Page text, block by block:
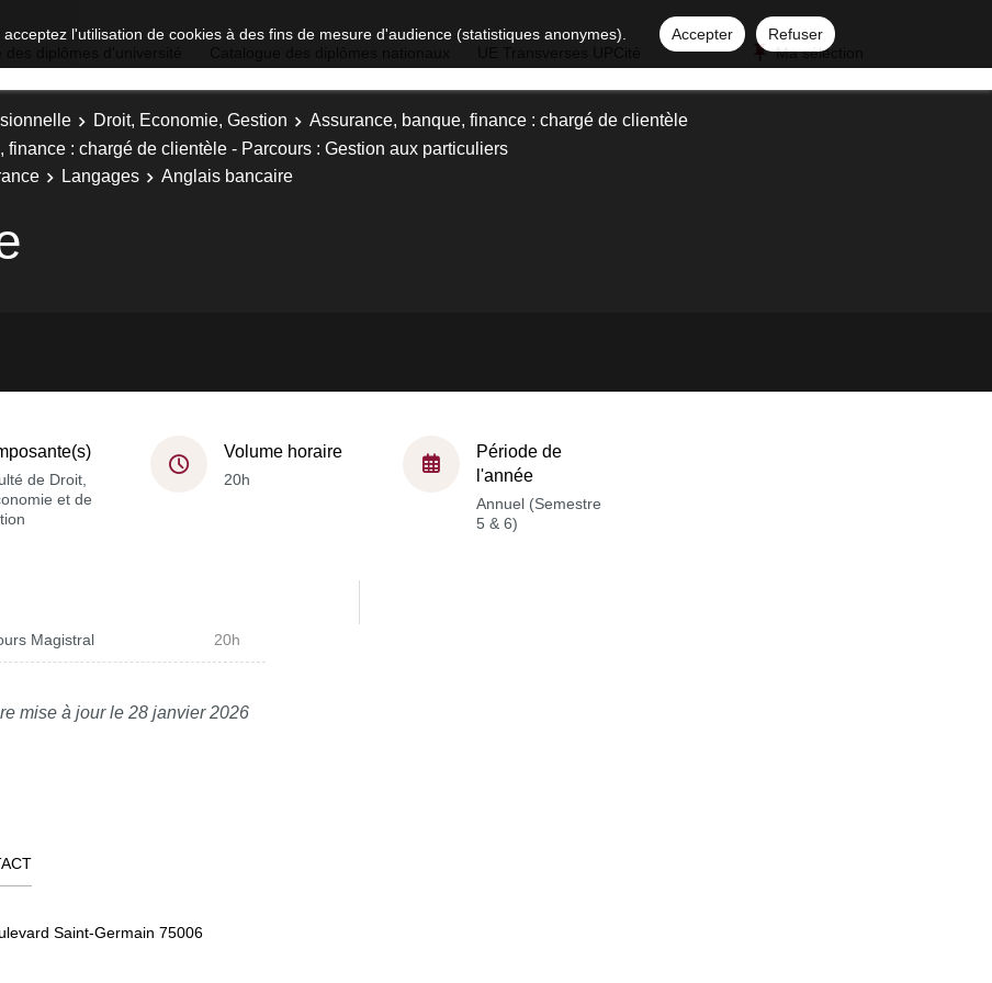
l'utilisation de cookies à des fins de mesure d'audience (statistiques anonymes). Accepter
Refuser
Ma sélection
Droit, Economie, Gestion
Assurance, banque, finance : chargé de clientèle
: chargé de clientèle - Parcours : Gestion aux particuliers
Langages Anglais bancaire
de Droit,
et de
Volume horaire
20h
Période de
l'année
Annuel (Semestre
5 & 6)
Magistral 20h
mise à jour le 28 janvier 2026
Saint-Germain 75006